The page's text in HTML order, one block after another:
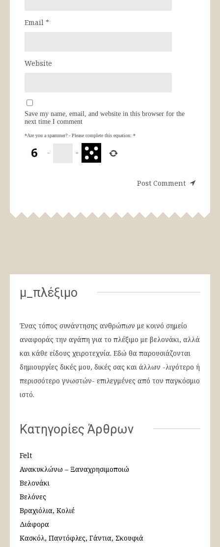
Email *
Website
Save my name, email, and website in this browser for the
next time I comment
*Are you a spammer? - Please complete this equation: *
− =
μ_πλέξιμο
Ένας τόπος συνάντησης ανθρώπων με κοινό σημείο
αναφοράς την αγάπη για το πλέξιμο με βελονάκι, αλλά
και κάθε είδους χειροτεχνία. Εδώ θα παρουσιάζονται
δημιουργίες δικές μου, δικές σας και άλλων -λιγότερο ή
περισσότερο γνωστών- επιλεγμένες από τον παγκόσμιο
ιστό.
Κατηγορίες Άρθρων
Felt
Ανακυκλώνω – Ξαναχρησιμοποιώ
Βελονάκι
Βελόνες
Βραχιόλια, Κολιέ
Διάφορα
Κασκόλ, Παντόφλες, Γάντια, Σκουφιά